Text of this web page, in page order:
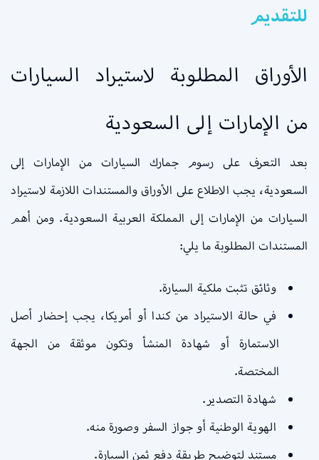
للتقديم
الأوراق المطلوبة لاستيراد السيارات
من الإمارات إلى السعودية
بعد التعرف على رسوم جمارك السيارات من الإمارات إلى
السعودية، يجب الاطلاع على الأوراق والمستندات اللازمة لاستيراد
السيارات من الإمارات إلى المملكة العربية السعودية. ومن أهم
المستندات المطلوبة ما يلي:
وثائق تثبت ملكية السيارة.
في حالة الاستيراد من كندا أو أمريكا، يجب إحضار أصل
الاستمارة أو شهادة المنشأ وتكون موثقة من الجهة
المختصة.
شهادة التصدير.
الهوية الوطنية أو جواز السفر وصورة منه.
مستند لتوضيح طريقة دفع ثمن السيارة.